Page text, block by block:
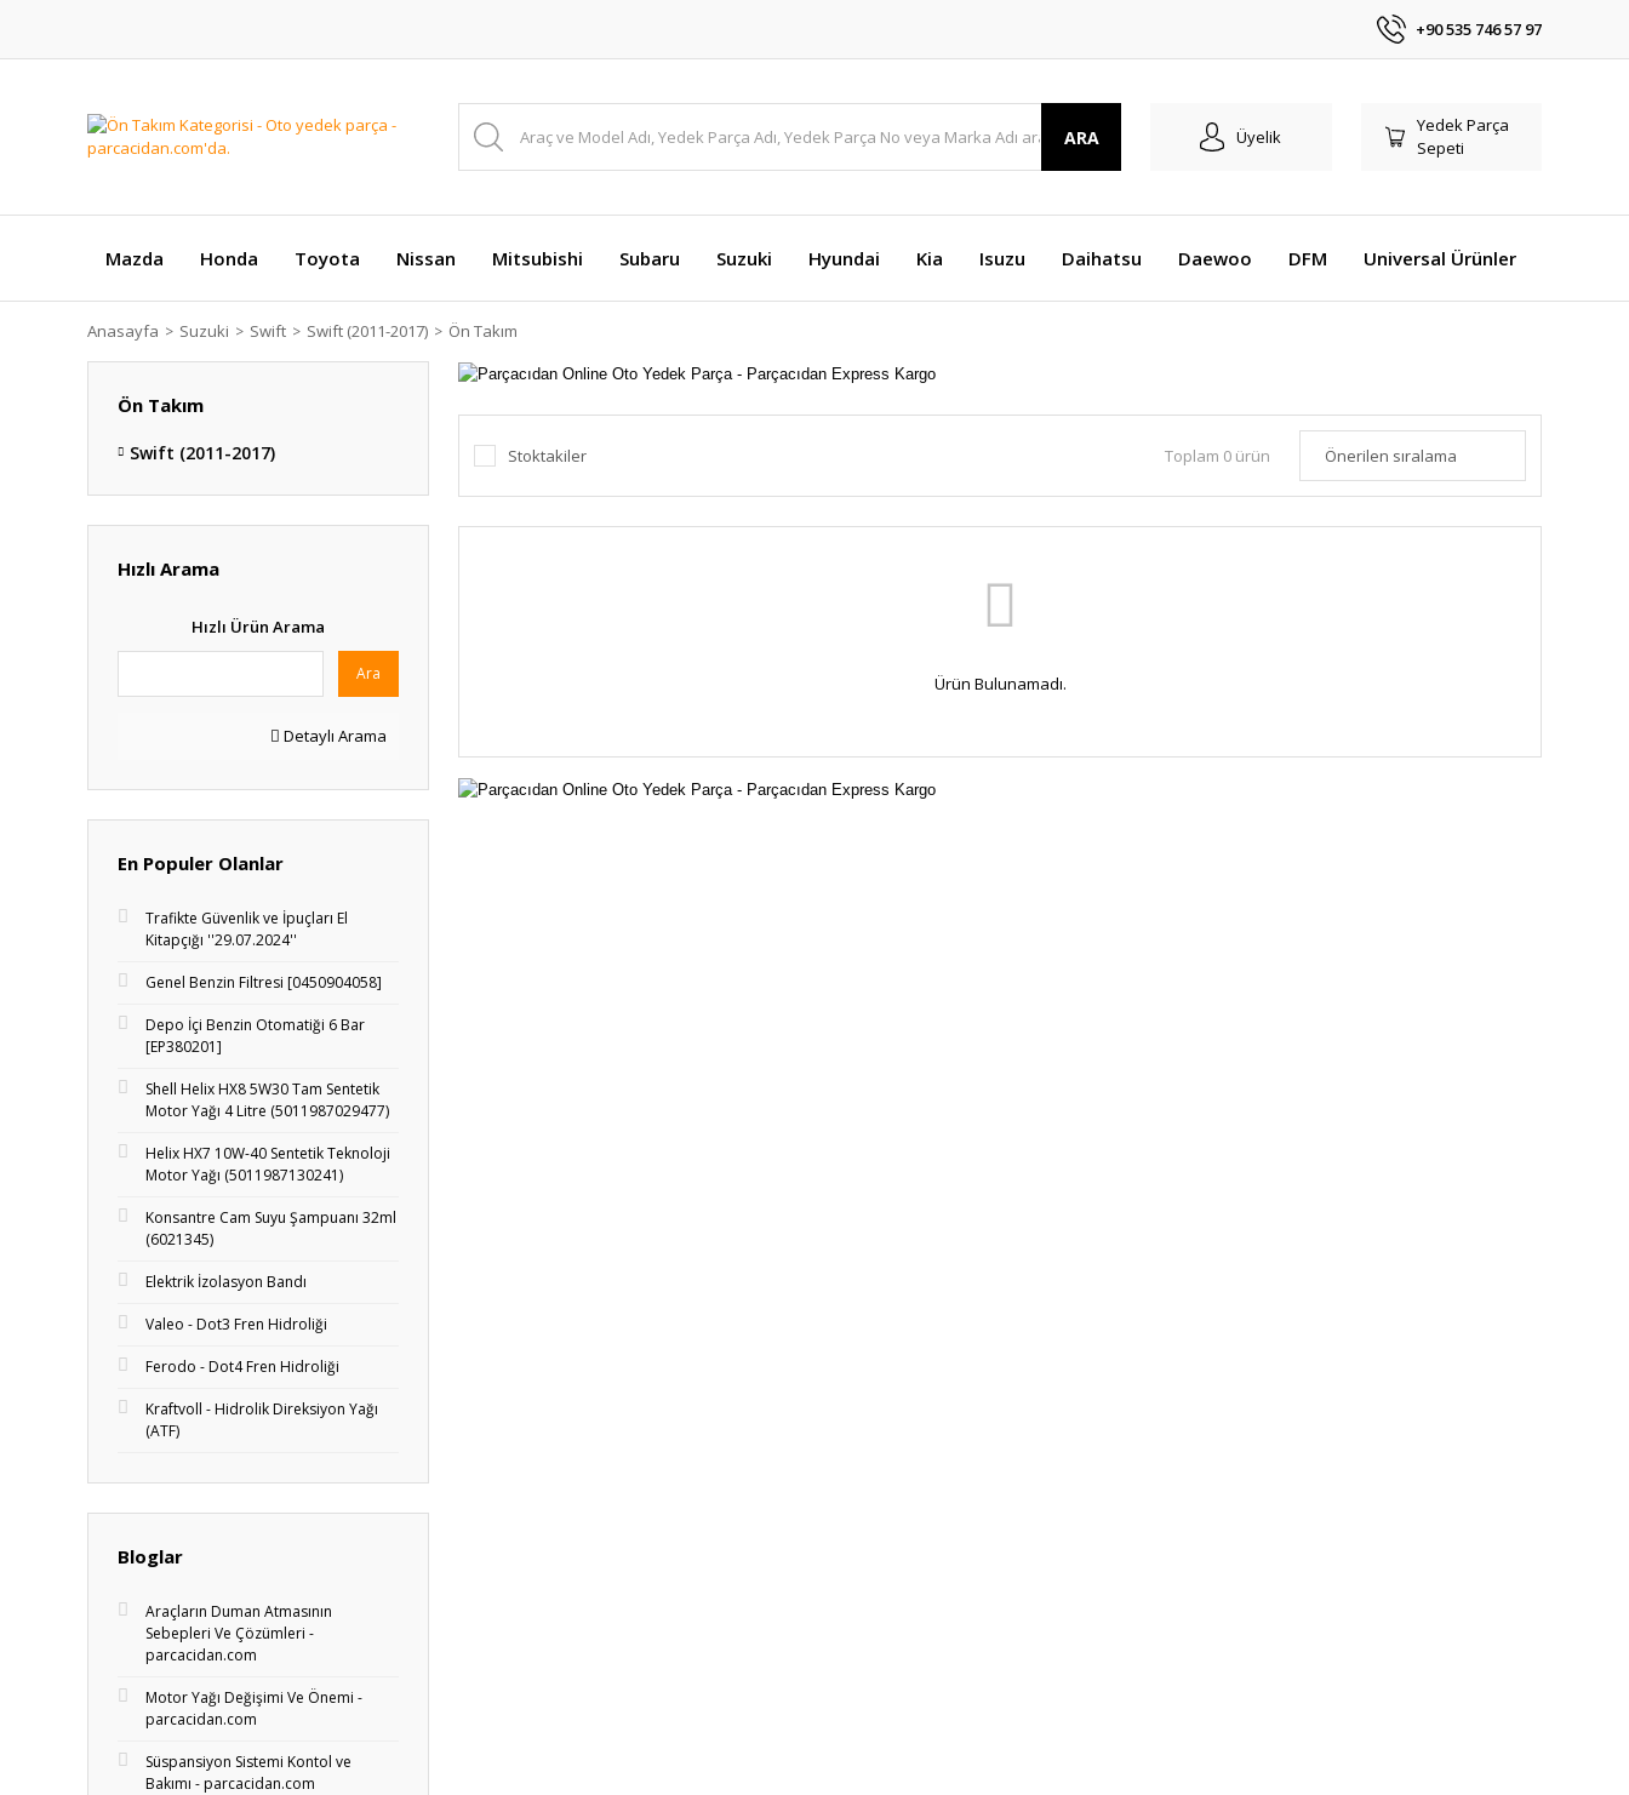
+90 535 746 57 97
ARA Üyelik
Yedek Parça
Sepeti
Mazda Honda Toyota Nissan Mitsubishi Subaru Suzuki Hyundai Kia Isuzu Daihatsu Daewoo DFM Universal Ürünler
Anasayfa Suzuki Swift Swift (2011-2017) Ön Takım
Ön Takım
Swift (2011-2017)
Hızlı Arama
Hızlı Ürün Arama
Ara
Detaylı Arama
En Populer Olanlar
Trafikte Güvenlik ve İpuçları El
Kitapçığı ''29.07.2024''
Genel Benzin Filtresi [0450904058]
Depo İçi Benzin Otomatiği 6 Bar
[EP380201]
Shell Helix HX8 5W30 Tam Sentetik
Motor Yağı 4 Litre (5011987029477)
Helix HX7 10W-40 Sentetik Teknoloji
Motor Yağı (5011987130241)
Konsantre Cam Suyu Şampuanı 32ml
(6021345)
Elektrik İzolasyon Bandı
Valeo - Dot3 Fren Hidroliği
Ferodo - Dot4 Fren Hidroliği
Kraftvoll - Hidrolik Direksiyon Yağı
(ATF)
Bloglar
Araçların Duman Atmasının
Sebepleri Ve Çözümleri -
parcacidan.com
Motor Yağı Değişimi Ve Önemi -
parcacidan.com
Süspansiyon Sistemi Kontol ve
Bakımı - parcacidan.com
Stoktakiler Toplam 0 ürün
Ürün Bulunamadı.